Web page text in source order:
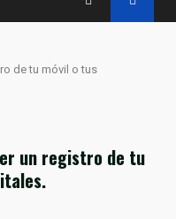
de tu móvil o tus
un registro de tu